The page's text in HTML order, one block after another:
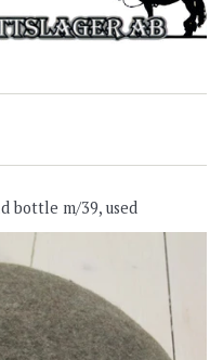
bottle m/39, used